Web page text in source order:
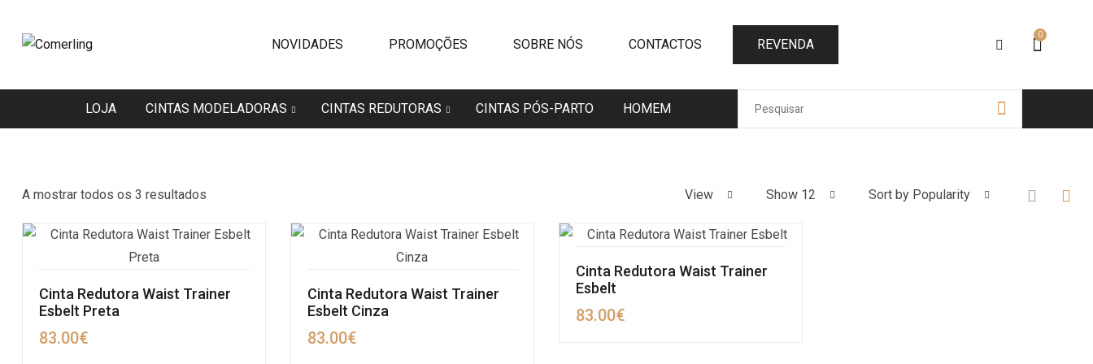
NOVIDADES PROMOÇÕES SOBRE NÓS CONTACTOS REVENDA
0
LOJA CINTAS MODELADORAS CINTAS REDUTORAS CINTAS PÓS-PARTO HOMEM
A mostrar todos os 3 resultados View Show 12 Sort by Popularity
Cinta Redutora Waist Trainer
Esbelt Preta
83.00€
Cinta Redutora Waist Trainer
Esbelt Cinza
83.00€
Cinta Redutora Waist Trainer
Esbelt
83.00€